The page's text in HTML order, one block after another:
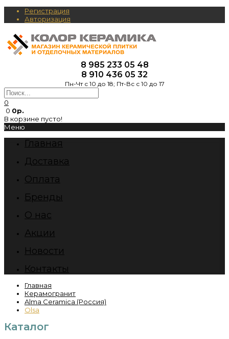
Регистрация
Авторизация
8 985 233 05 48
8 910 436 05 32
Пн-Чт с 10 до 18; Пт-Вс с 10 до 17
0
0 0р.
В корзине пусто!
Меню
Главная
Доставка
Оплата
Бренды
О нас
Акции
Новости
Контакты
Главная
Керамогранит
Alma Ceramica (Россия)
Olsa
Каталог